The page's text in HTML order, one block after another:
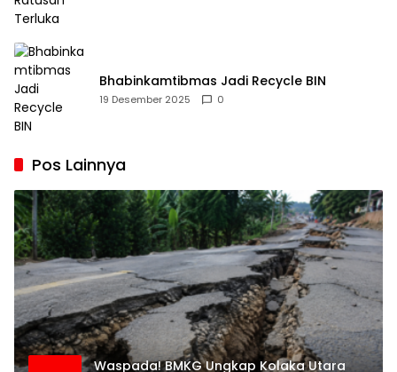
Bhabinkamtibmas Jadi Recycle BIN
19 Desember 2025 0
Pos Lainnya
Waspada! BMKG Ungkap Kolaka Utara